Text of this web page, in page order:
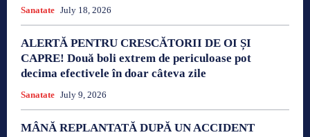
Sanatate July 18, 2026
ALERTĂ PENTRU CRESCĂTORII DE OI ȘI
CAPRE! Două boli extrem de periculoase pot
decima efectivele în doar câteva zile
Sanatate July 9, 2026
MÂNĂ REPLANTATĂ DUPĂ UN ACCIDENT